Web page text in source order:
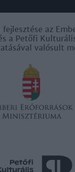
az
a Petőfi
valósult